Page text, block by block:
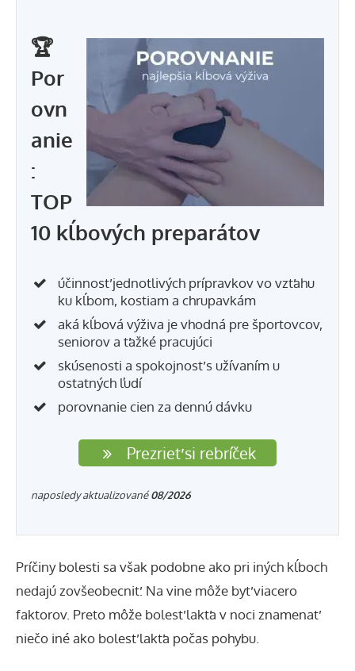
🏆
Por
ovn
anie
:
TOP
10 kĺbových preparátov
účinnosť jednotlivých prípravkov vo vzťahu
ku kĺbom, kostiam a chrupavkám
aká kĺbová výživa je vhodná pre športovcov,
seniorov a ťažké pracujúci
skúsenosti a spokojnosť s užívaním u
ostatných ľudí
porovnanie cien za dennú dávku
Prezrieť si rebríček
naposledy aktualizované 08/2026
Príčiny bolesti sa však podobne ako pri iných kĺboch
nedajú zovšeobecniť. Na vine môže byť viacero
faktorov. Preto môže bolesť lakťa v noci znamenať
niečo iné ako bolesť lakťa počas pohybu.